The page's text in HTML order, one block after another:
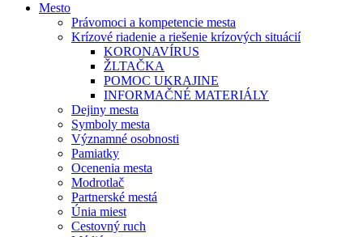
Mesto
Právomoci a kompetencie mesta
Krízové riadenie a riešenie krízových situácií
KORONAVÍRUS
ŽLTAČKA
POMOC UKRAJINE
INFORMAČNÉ MATERIÁLY
Dejiny mesta
Symboly mesta
Významné osobnosti
Pamiatky
Ocenenia mesta
Modrotlač
Partnerské mestá
Únia miest
Cestovný ruch